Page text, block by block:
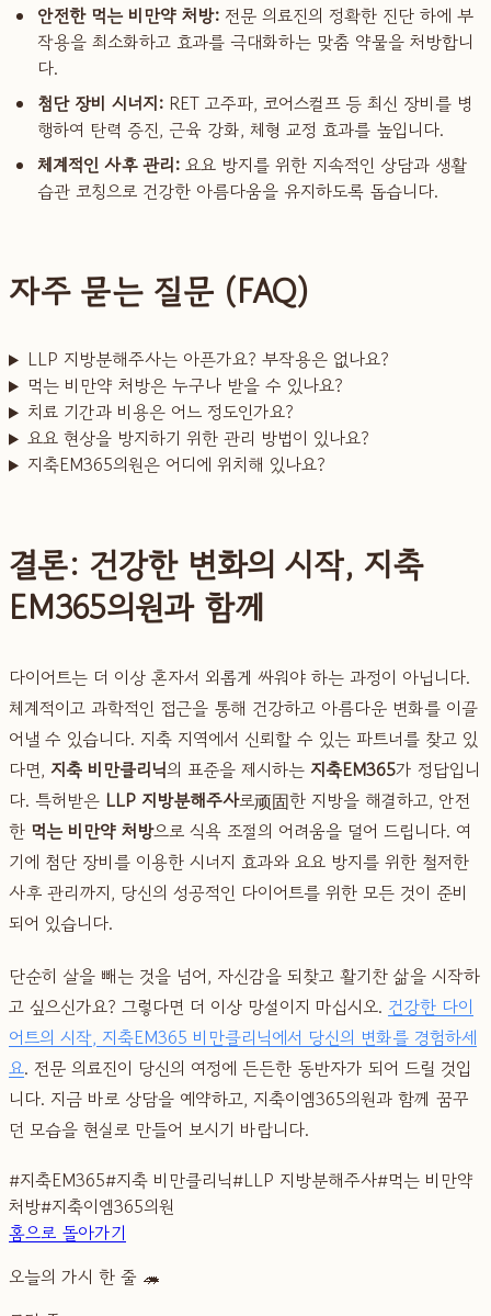
안전한 먹는 비만약 처방: 전문 의료진의 정확한 진단 하에 부
작용을 최소화하고 효과를 극대화하는 맞춤 약물을 처방합니
다.
첨단 장비 시너지: RET 고주파, 코어스컬프 등 최신 장비를 병
행하여 탄력 증진, 근육 강화, 체형 교정 효과를 높입니다.
체계적인 사후 관리: 요요 방지를 위한 지속적인 상담과 생활
습관 코칭으로 건강한 아름다움을 유지하도록 돕습니다.
자주 묻는 질문 (FAQ)
LLP 지방분해주사는 아픈가요? 부작용은 없나요?
먹는 비만약 처방은 누구나 받을 수 있나요?
치료 기간과 비용은 어느 정도인가요?
요요 현상을 방지하기 위한 관리 방법이 있나요?
지축EM365의원은 어디에 위치해 있나요?
결론: 건강한 변화의 시작, 지축
EM365의원과 함께
다이어트는 더 이상 혼자서 외롭게 싸워야 하는 과정이 아닙니다.
체계적이고 과학적인 접근을 통해 건강하고 아름다운 변화를 이끌
어낼 수 있습니다. 지축 지역에서 신뢰할 수 있는 파트너를 찾고 있
다면, 지축 비만클리닉의 표준을 제시하는 지축EM365가 정답입니
다. 특허받은 LLP 지방분해주사로顽固한 지방을 해결하고, 안전
한 먹는 비만약 처방으로 식욕 조절의 어려움을 덜어 드립니다. 여
기에 첨단 장비를 이용한 시너지 효과와 요요 방지를 위한 철저한
사후 관리까지, 당신의 성공적인 다이어트를 위한 모든 것이 준비
되어 있습니다.
단순히 살을 빼는 것을 넘어, 자신감을 되찾고 활기찬 삶을 시작하
고 싶으신가요? 그렇다면 더 이상 망설이지 마십시오. 건강한 다이
어트의 시작, 지축EM365 비만클리닉에서 당신의 변화를 경험하세
요. 전문 의료진이 당신의 여정에 든든한 동반자가 되어 드릴 것입
니다. 지금 바로 상담을 예약하고, 지축이엠365의원과 함께 꿈꾸
던 모습을 현실로 만들어 보시기 바랍니다.
#지축EM365#지축 비만클리닉#LLP 지방분해주사#먹는 비만약
처방#지축이엠365의원
홈으로 돌아가기
오늘의 가시 한 줄 🦔